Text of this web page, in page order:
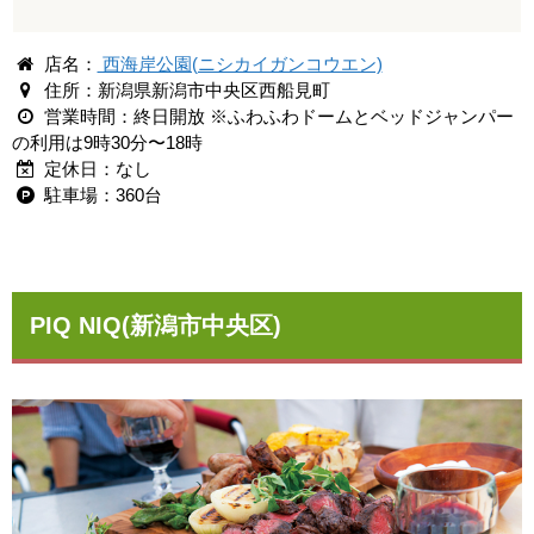
店名： 西海岸公園(ニシカイガンコウエン)
住所：新潟県新潟市中央区西船見町
営業時間：終日開放 ※ふわふわドームとベッドジャンパー
の利用は9時30分〜18時
定休日：なし
駐車場：360台
PIQ NIQ(新潟市中央区)